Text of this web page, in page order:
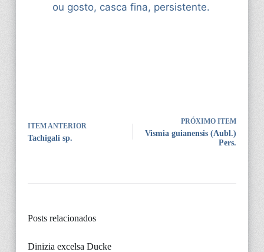
ou gosto, casca fina, persistente.
ITEM ANTERIOR
Tachigali sp.
PRÓXIMO ITEM
Vismia guianensis (Aubl.)
Pers.
Posts relacionados
Dinizia excelsa Ducke